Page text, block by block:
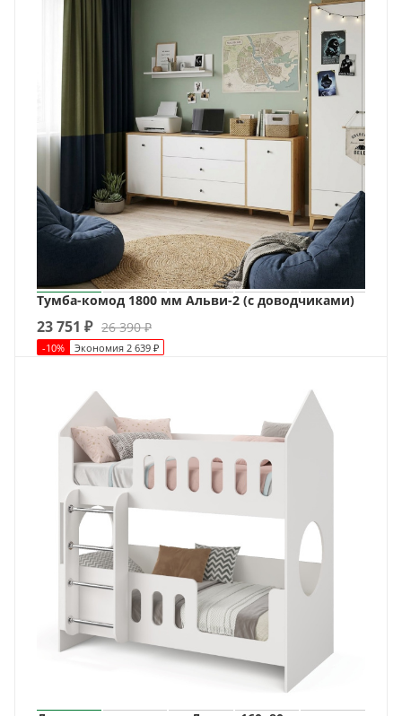
Тумба-комод 1800 мм Альви-2 (с доводчиками)
23 751 ₽ 26 390₽
-10% Экономия 2 639 ₽